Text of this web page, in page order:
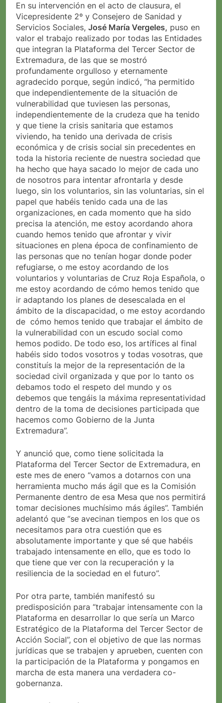
En su intervención en el acto de clausura, el
Vicepresidente 2º y Consejero de Sanidad y
Servicios Sociales, José María Vergeles, puso en
valor el trabajo realizado por todas las Entidades
que integran la Plataforma del Tercer Sector de
Extremadura, de las que se mostró
profundamente orgulloso y eternamente
agradecido porque, según indicó, “ha permitido
que independientemente de la situación de
vulnerabilidad que tuviesen las personas,
independientemente de la crudeza que ha tenido
y que tiene la crisis sanitaria que estamos
viviendo, ha tenido una derivada de crisis
económica y de crisis social sin precedentes en
toda la historia reciente de nuestra sociedad que
ha hecho que haya sacado lo mejor de cada uno
de nosotros para intentar afrontarla y desde
luego, sin los voluntarios, sin las voluntarias, sin el
papel que habéis tenido cada una de las
organizaciones, en cada momento que ha sido
precisa la atención, me estoy acordando ahora
cuando hemos tenido que afrontar y vivir
situaciones en plena época de confinamiento de
las personas que no tenían hogar donde poder
refugiarse, o me estoy acordando de los
voluntarios y voluntarias de Cruz Roja Española, o
me estoy acordando de cómo hemos tenido que
ir adaptando los planes de desescalada en el
ámbito de la discapacidad, o me estoy acordando
de cómo hemos tenido que trabajar el ámbito de
la vulnerabilidad con un escudo social como
hemos podido. De todo eso, los artífices al final
habéis sido todos vosotros y todas vosotras, que
constituís la mejor de la representación de la
sociedad civil organizada y que por lo tanto os
debamos todo el respeto del mundo y os
debemos que tengáis la máxima representatividad
dentro de la toma de decisiones participada que
hacemos como Gobierno de la Junta
Extremadura”.
Y anunció que, como tiene solicitada la
Plataforma del Tercer Sector de Extremadura, en
este mes de enero “vamos a dotarnos con una
herramienta mucho más ágil que es la Comisión
Permanente dentro de esa Mesa que nos permitirá
tomar decisiones muchísimo más ágiles”. También
adelantó que “se avecinan tiempos en los que os
necesitamos para otra cuestión que es
absolutamente importante y que sé que habéis
trabajado intensamente en ello, que es todo lo
que tiene que ver con la recuperación y la
resiliencia de la sociedad en el futuro”.
Por otra parte, también manifestó su
predisposición para “trabajar intensamente con la
Plataforma en desarrollar lo que sería un Marco
Estratégico de la Plataforma del Tercer Sector de
Acción Social”, con el objetivo de que las normas
jurídicas que se trabajen y aprueben, cuenten con
la participación de la Plataforma y pongamos en
marcha de esta manera una verdadera co-
gobernanza.